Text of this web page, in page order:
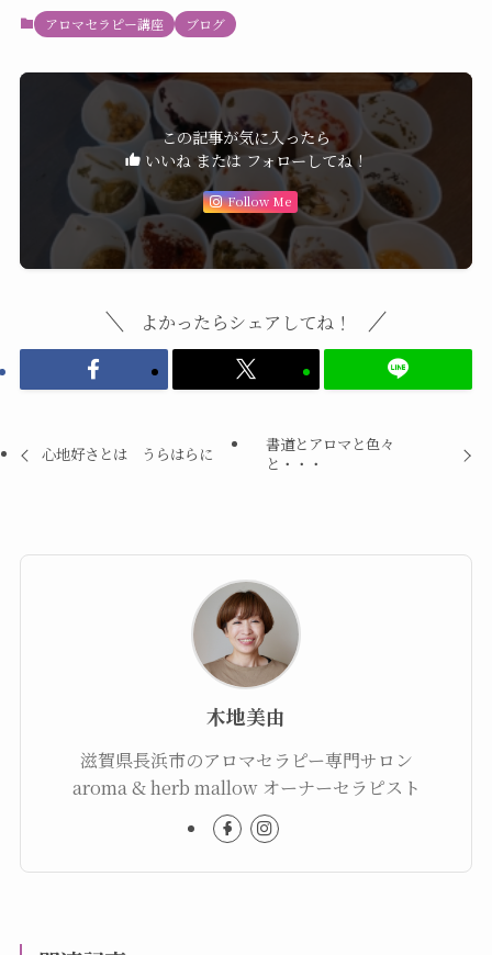
アロマセラピー講座 ブログ
この記事が気に入ったら
いいね または フォローしてね！
Follow Me
よかったらシェアしてね！
心地好さとは うらはらに
書道とアロマと色々
と・・・
木地美由
滋賀県長浜市のアロマセラピー専門サロン
aroma & herb mallow オーナーセラピスト